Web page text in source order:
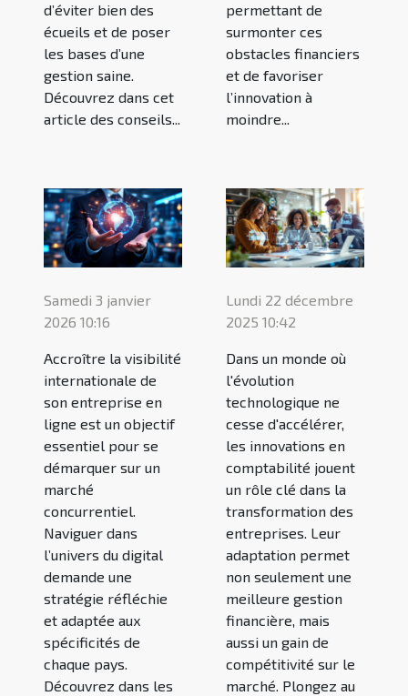
d’éviter bien des
écueils et de poser
les bases d’une
gestion saine.
Découvrez dans cet
article des conseils...
permettant de
surmonter ces
obstacles financiers
et de favoriser
l’innovation à
moindre...
Samedi 3 janvier
2026 10:16
Accroître la visibilité
internationale de
son entreprise en
ligne est un objectif
essentiel pour se
démarquer sur un
marché
concurrentiel.
Naviguer dans
l’univers du digital
demande une
stratégie réfléchie
et adaptée aux
spécificités de
chaque pays.
Découvrez dans les
Lundi 22 décembre
2025 10:42
Dans un monde où
l'évolution
technologique ne
cesse d'accélérer,
les innovations en
comptabilité jouent
un rôle clé dans la
transformation des
entreprises. Leur
adaptation permet
non seulement une
meilleure gestion
financière, mais
aussi un gain de
compétitivité sur le
marché. Plongez au